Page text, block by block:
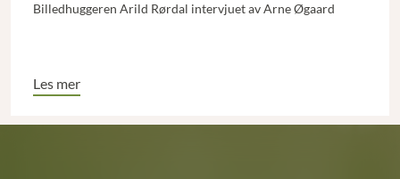
Billedhuggeren Arild Rørdal intervjuet av Arne Øgaard
Les mer